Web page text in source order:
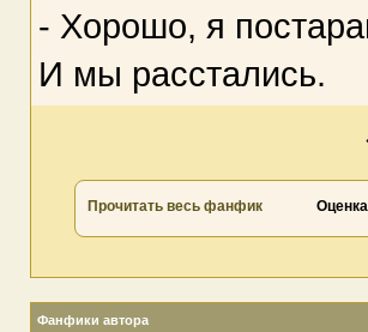
- Хорошо, я
И мы расстались.
Прочитать весь фанфик
Фанфики автора